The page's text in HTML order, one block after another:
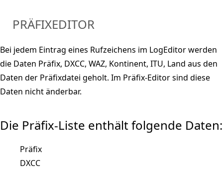
PRÄFIXEDITOR
Bei jedem Eintrag eines Rufzeichens im LogEditor werden
die Daten Präfix, DXCC, WAZ, Kontinent, ITU, Land aus den
Daten der Präfixdatei geholt. Im Präfix-Editor sind diese
Daten nicht änderbar.
Die Präfix-Liste enthält folgende Daten:
Präfix
DXCC